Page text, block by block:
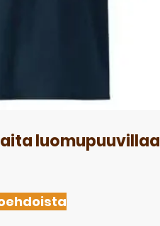
luomupuuvillaa